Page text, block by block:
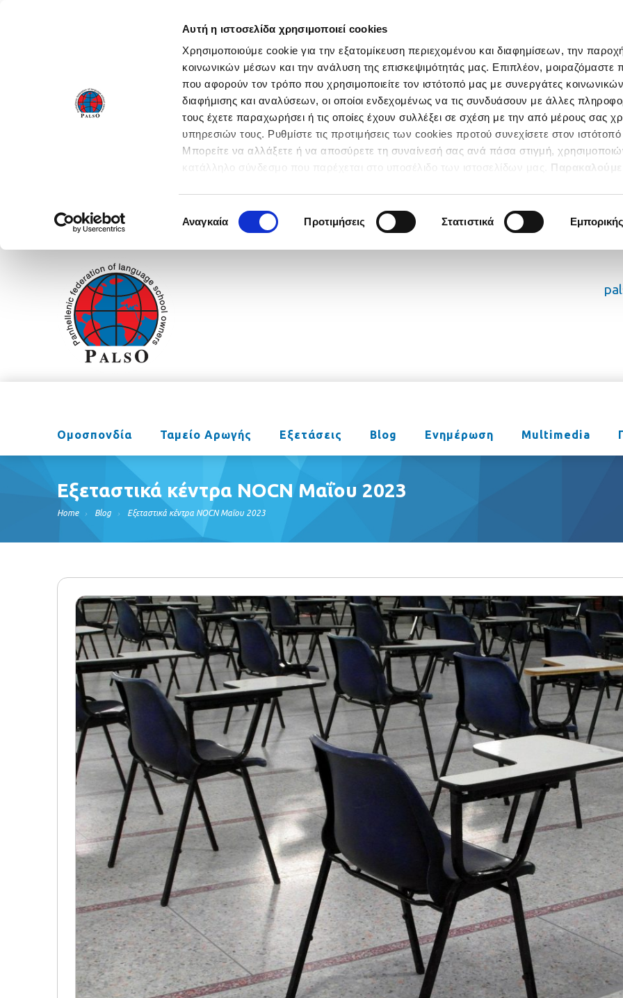
Αυτή η ιστοσελίδα χρησιμοποιεί cookies
Χρησιμοποιούμε cookie για την εξατομίκευση περιεχομένου και διαφημίσεων, την
κοινωνικών μέσων και την ανάλυση της επισκεψιμότητάς μας. Επιπλέον, μοιραζόμαστε
που αφορούν τον τρόπο που χρησιμοποιείτε τον ιστότοπό μας με συνεργάτες
διαφήμισης και αναλύσεων, οι οποίοι ενδεχομένως να τις συνδυάσουν με άλλες
τους έχετε παραχωρήσει ή τις οποίες έχουν συλλέξει σε σχέση με την από μέρους σας
υπηρεσιών τους. Ρυθμίστε τις προτιμήσεις των cookies προτού συνεχίσετε στον
Μπορείτε να αλλάξετε ή να αποσύρετε τη συναίνεσή σας ανά πάσα στιγμή,
κατάλληλο σύνδεσμο που παρέχεται στο υποσέλιδο των ιστοσελίδων μας. Παρακαλούμε
συγκατάθεσης
Αναγκαία Προτιμήσεις Στατιστικά
Ομοσπονδία Ταμείο Αρωγής Εξετάσεις Blog Ενημέρωση Multimedia
Εξεταστικά κέντρα NOCN Μαΐου 2023
Home Blog Εξεταστικά κέντρα NOCN Μαΐου 2023